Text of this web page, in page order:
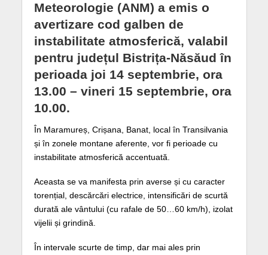
Meteorologie (ANM) a emis o
avertizare cod galben de
instabilitate atmosferică, valabil
pentru județul Bistrița-Năsăud în
perioada joi 14 septembrie, ora
13.00 – vineri 15 septembrie, ora
10.00.
În Maramureș, Crișana, Banat, local în Transilvania
și în zonele montane aferente, vor fi perioade cu
instabilitate atmosferică accentuată.
Aceasta se va manifesta prin averse și cu caracter
torențial, descărcări electrice, intensificări de scurtă
durată ale vântului (cu rafale de 50…60 km/h), izolat
vijelii și grindină.
În intervale scurte de timp, dar mai ales prin